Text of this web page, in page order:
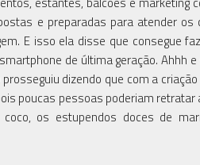
e preparadas para atender
E isso ela disse que consegue
de última geração. Ahhh
dizendo que com a
poucas pessoas poderiam retratar
os estupendos doces de